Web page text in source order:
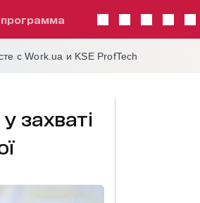
с Work.ua и KSE ProfTech
захваті